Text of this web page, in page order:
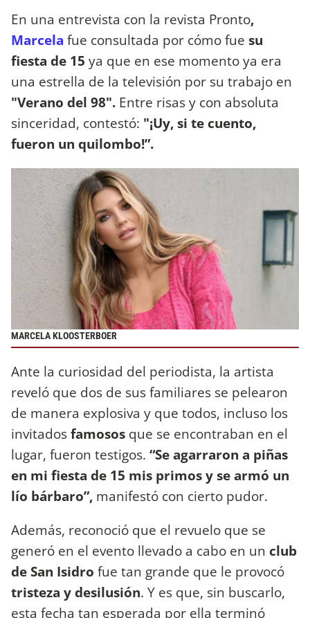
En una entrevista con la revista Pronto,
Marcela fue consultada por cómo fue su
fiesta de 15 ya que en ese momento ya era
una estrella de la televisión por su trabajo en
"Verano del 98". Entre risas y con absoluta
sinceridad, contestó: "¡Uy, si te cuento,
fueron un quilombo!”.
MARCELA KLOOSTERBOER
Ante la curiosidad del periodista, la artista
reveló que dos de sus familiares se pelearon
de manera explosiva y que todos, incluso los
invitadosfamosos que se encontraban en el
lugar, fueron testigos. “Se agarraron a piñas
en mi fiesta de 15 mis primos y se armó un
lío bárbaro”, manifestó con cierto pudor.
Además, reconoció que el revuelo que se
generó en el evento llevado a cabo en un club
de San Isidro fue tan grande que le provocó
tristeza y desilusión. Y es que, sin buscarlo,
esta fecha tan esperada por ella terminó